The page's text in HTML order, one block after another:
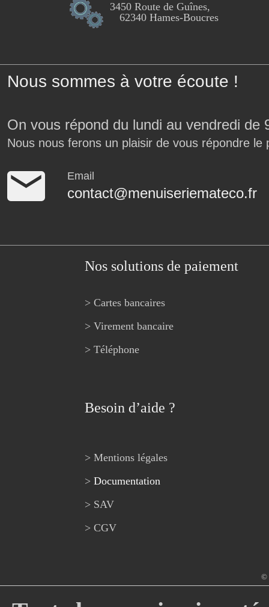
3450 Route de Guînes,
62340 Hames-Boucres
Nous sommes à votre écoute !
On vous répond du lundi au vendredi
Nous nous ferons un plaisir de vous répondre le
Email
contact@menuiseriemateco.fr
Nos solutions de paiement
> Cartes bancaires
> Virement bancaire
> Téléphone
Besoin d’aide ?
> Mentions légales
> Documentation
> SAV
> CGV
©